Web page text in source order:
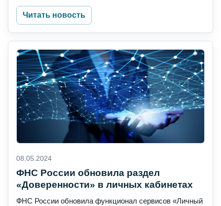
Читать новость
08.05.2024
ФНС России обновила раздел
«Доверенности» в личных кабинетах
ФНС России обновила функционал сервисов «Личный